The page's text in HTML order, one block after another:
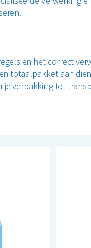
en het correct
totaalpakket aan
verpakking tot